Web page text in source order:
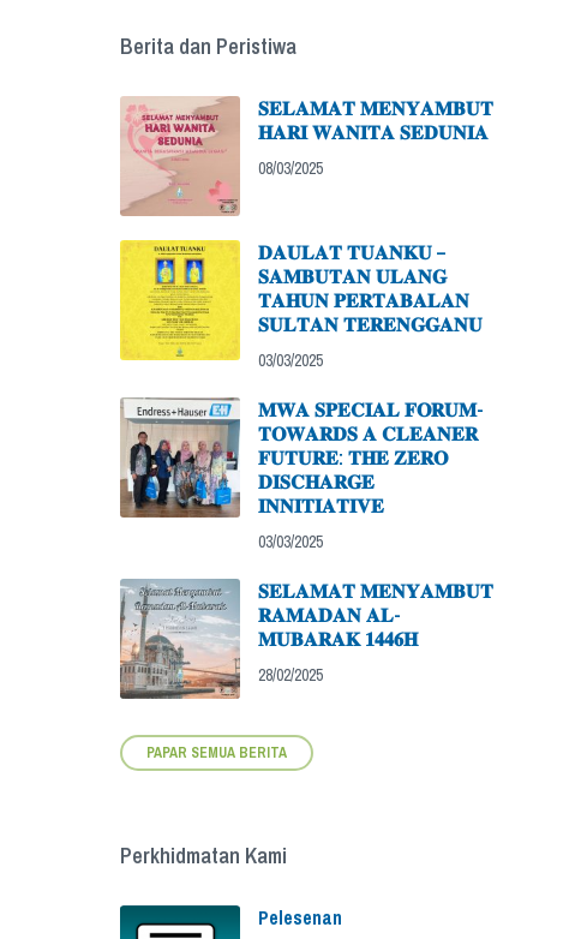
Berita dan Peristiwa
𝐒𝐄𝐋𝐀𝐌𝐀𝐓 𝐌𝐄𝐍𝐘𝐀𝐌𝐁𝐔𝐓
𝐇𝐀𝐑𝐈 𝐖𝐀𝐍𝐈𝐓𝐀 𝐒𝐄𝐃𝐔𝐍𝐈𝐀
08/03/2025
𝐃𝐀𝐔𝐋𝐀𝐓 𝐓𝐔𝐀𝐍𝐊𝐔 –
𝐒𝐀𝐌𝐁𝐔𝐓𝐀𝐍 𝐔𝐋𝐀𝐍𝐆
𝐓𝐀𝐇𝐔𝐍 𝐏𝐄𝐑𝐓𝐀𝐁𝐀𝐋𝐀𝐍
𝐒𝐔𝐋𝐓𝐀𝐍 𝐓𝐄𝐑𝐄𝐍𝐆𝐆𝐀𝐍𝐔
03/03/2025
𝐌𝐖𝐀 𝐒𝐏𝐄𝐂𝐈𝐀𝐋 𝐅𝐎𝐑𝐔𝐌-
𝐓𝐎𝐖𝐀𝐑𝐃𝐒 𝐀 𝐂𝐋𝐄𝐀𝐍𝐄𝐑
𝐅𝐔𝐓𝐔𝐑𝐄: 𝐓𝐇𝐄 𝐙𝐄𝐑𝐎
𝐃𝐈𝐒𝐂𝐇𝐀𝐑𝐆𝐄
𝐈𝐍𝐍𝐈𝐓𝐈𝐀𝐓𝐈𝐕𝐄
03/03/2025
𝐒𝐄𝐋𝐀𝐌𝐀𝐓 𝐌𝐄𝐍𝐘𝐀𝐌𝐁𝐔𝐓
𝐑𝐀𝐌𝐀𝐃𝐀𝐍 𝐀𝐋-
𝐌𝐔𝐁𝐀𝐑𝐀𝐊 𝟏𝟒𝟒𝟔𝐇
28/02/2025
PAPAR SEMUA BERITA
Perkhidmatan Kami
Pelesenan